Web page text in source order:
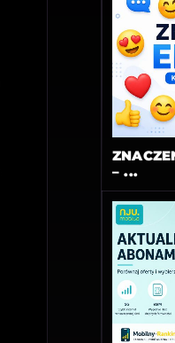
– ...